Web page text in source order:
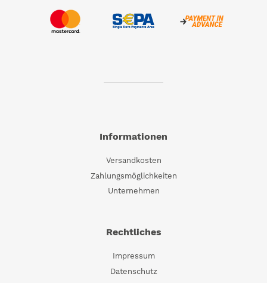
Informationen
Versandkosten
Zahlungsmöglichkeiten
Unternehmen
Rechtliches
Impressum
Datenschutz